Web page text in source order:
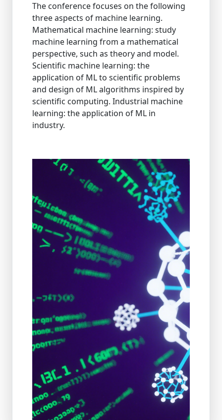
The conference focuses on the following
three aspects of machine learning.
Mathematical machine learning: study
machine learning from a mathematical
perspective, such as theory and model.
Scientific machine learning: the
application of ML to scientific problems
and design of ML algorithms inspired by
scientific computing. Industrial machine
learning: the application of ML in
industry.